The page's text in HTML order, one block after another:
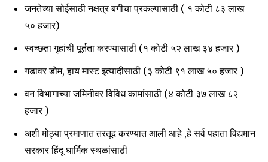
or click the subscribe button below. Don't worry, we respect
safe with us.
I've read and accept thePrivacy Policy
जनतेच्या सोईसाठी नक्षत्र बगीचा प्रकल्पासाठी ( १ कोटी ८३ लाख
५० हजार)
स्वच्छता गृहांची पूर्तता करण्यासाठी (१ कोटी ५२ लाख ३४ हजार )
गडावर डोम, हाय मास्ट इत्यादीसाठी (३ कोटी ९१ लाख ५० हजार )
वन विभागाच्या जमिनीवर विविध कामांसाठी (४ कोटी ३७ लाख ८२
हजार )
अशी मोठ्या प्रमाणात तरतूद करण्यात आली आहे ,हे सर्व पहाता विद्यमान
सरकार हिंदू धार्मिक स्थळांसाठी